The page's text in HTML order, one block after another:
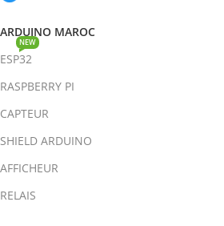
ARDUINO MAROC
ESP32
NEW
RASPBERRY PI
CAPTEUR
SHIELD ARDUINO
AFFICHEUR
RELAIS